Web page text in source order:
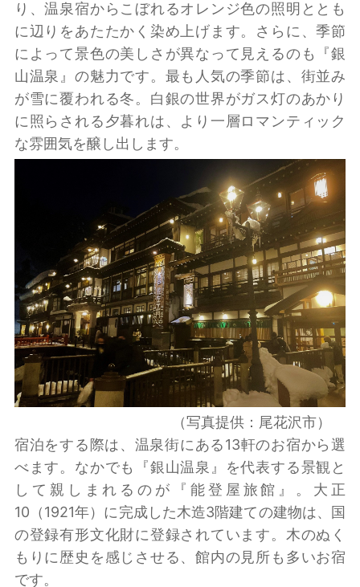
り、温泉宿からこぼれるオレンジ色の照明ととも
に辺りをあたたかく染め上げます。さらに、季節
によって景色の美しさが異なって見えるのも『銀
山温泉』の魅力です。最も人気の季節は、街並み
が雪に覆われる冬。白銀の世界がガス灯のあかり
に照らされる夕暮れは、より一層ロマンティック
な雰囲気を醸し出します。
（写真提供：尾花沢市）
宿泊をする際は、温泉街にある13軒のお宿から選
べます。なかでも『銀山温泉』を代表する景観と
して親しまれるのが『能登屋旅館』。大正
10（1921年）に完成した木造3階建ての建物は、国
の登録有形文化財に登録されています。木のぬく
もりに歴史を感じさせる、館内の見所も多いお宿
です。